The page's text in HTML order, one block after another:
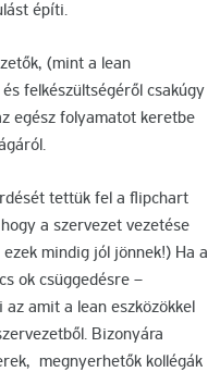
építi.
(mint a lean
felkészültségéről csakúgy
egész folyamatot keretbe
tettük fel a flipchart
a szervezet vezetése
mindig jól jönnek!) Ha a
ok csüggedésre –
amit a lean eszközökkel
Bizonyára
megnyerhetők kollégák